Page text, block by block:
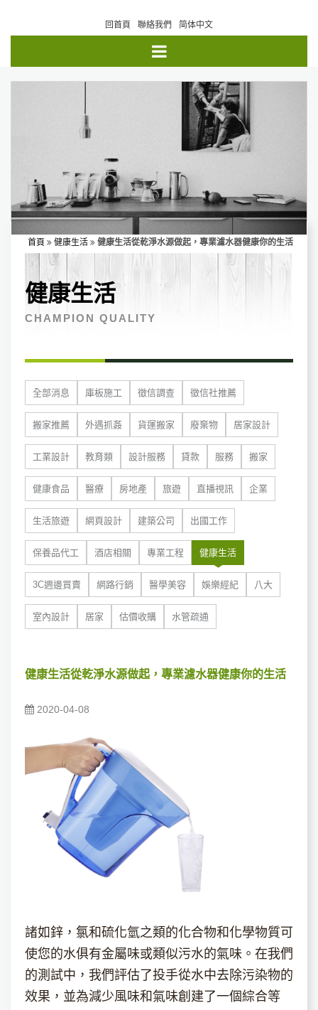
回首頁 聯絡我們 简体中文
首頁 健康生活 健康生活從乾淨水源做起，專業濾水器健康你的生活
健康生活
CHAMPION QUALITY
全部消息 庫板施工 徵信調查 徵信社推薦
搬家推薦 外遇抓姦 貨運搬家 廢棄物 居家設計
工業設計 教育類 設計服務 貸款 服務 搬家
健康食品 醫療 房地產 旅遊 直播視訊 企業
生活旅遊 網頁設計 建築公司 出國工作
保養品代工 酒店相關 專業工程 健康生活
3C週邊買賣 網路行銷 醫學美容 娛樂經紀 八大
室內設計 居家 估價收購 水管疏通
健康生活從乾淨水源做起，專業濾水器健康你的生活
2020-04-08
諸如鋅，氯和硫化氫之類的化合物和化學物質可
使您的水俱有金屬味或類似污水的氣味。在我們
的測試中，我們評估了投手從水中去除污染物的
效果，並為減少風味和氣味創建了一個綜合等